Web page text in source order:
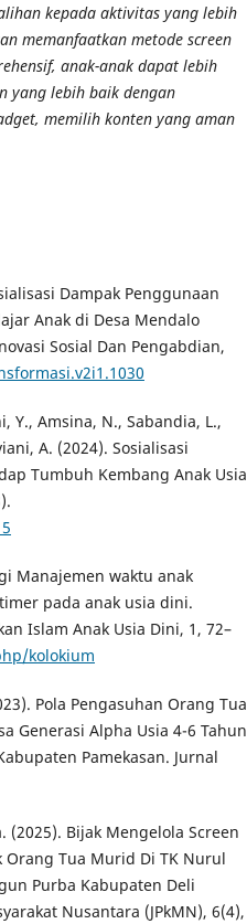
kepada aktivitas yang lebih
memanfaatkan metode screen
anak-anak dapat lebih
yang lebih baik dengan
memilih konten yang aman
Dampak Penggunaan
Anak di Desa Mendalo
Sosial Dan Pengabdian,
Y., Amsina, N., Sabandia, L.,
A. (2024). Sosialisasi
Tumbuh Kembang Anak Usia
Manajemen waktu anak
pada anak usia dini.
Islam Anak Usia Dini, 1, 72–
kolokium
Pola Pengasuhan Orang Tua
Generasi Alpha Usia 4-6 Tahun
Pamekasan. Jurnal
(2025). Bijak Mengelola Screen
Orang Tua Murid Di TK Nurul
Purba Kabupaten Deli
Nusantara (JPkMN), 6(4),